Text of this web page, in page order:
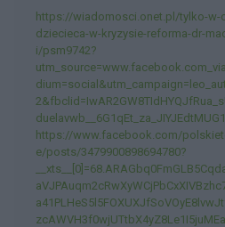
https://wiadomosci.onet.pl/tylko-w-
dziecieca-w-kryzysie-reforma-dr-
i/psm9742?
https://www.facebook.com/
e/posts/3479900898694780?